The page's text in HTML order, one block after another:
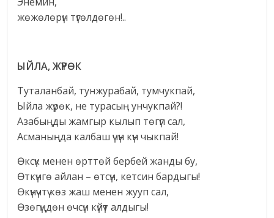
жөжөлөрүн түгөлдөгөн!..
ЫЙЛА, ЖҮРӨК
Туталанбай, тунжурабай, тумчукпай,
Ыйла жүрөк, не турасың унчукпай?!
Азабыңды жамгыр кылып төгүп сал,
Асманыңда калбаш үчүн күн чыкпай!
Өксүк менен өрттөй бербей жанды бу,
Өткүнгө айлан – өтсүн, кетсин бардыгы!
Өкүнүчтү көз жаш менен жууп сал,
Өзөгүңдөн өчсүн күйүт алдыгы!